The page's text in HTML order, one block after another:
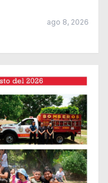
ago 8, 2026